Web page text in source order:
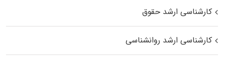
کارشناسی ارشد حقوق
کارشناسی ارشد روانشناسی